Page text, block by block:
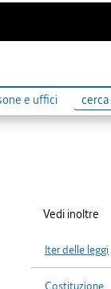
e uffici
Ricerca
Vedi inoltre
Iter delle leggi